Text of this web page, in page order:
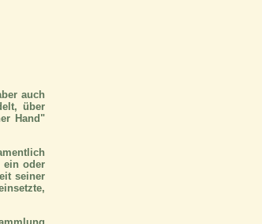
auch
über
Hand"
ein oder
seiner